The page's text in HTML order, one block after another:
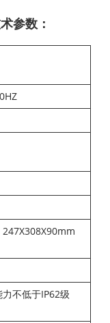
：
247X308X90mm
不低于IP62级